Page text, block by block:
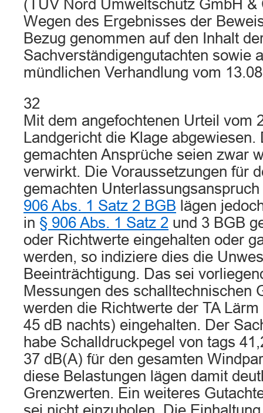
(TÜV Nord Umweltschutz GmbH &
Wegen des Ergebnisses der
Bezug genommen auf den Inhalt
Sachverständigengutachten sowie
mündlichen Verhandlung vom
32
Mit dem angefochtenen Urteil vom
Landgericht die Klage abgewiesen.
gemachten Ansprüche seien zwar
verwirkt. Die Voraussetzungen für
gemachten
906 Abs. 1 Satz 2 BGB lägen
in § 906 Abs. 1 Satz 2 und 3 BGB
oder Richtwerte eingehalten oder
werden, so indiziere dies die
Beeinträchtigung. Das sei
Messungen des schalltechnischen
werden die Richtwerte der TA
45 dB nachts) eingehalten. Der
habe Schalldruckpegel von tags
37 dB(A) für den gesamten
diese Belastungen lägen damit
Grenzwerten. Ein weiteres